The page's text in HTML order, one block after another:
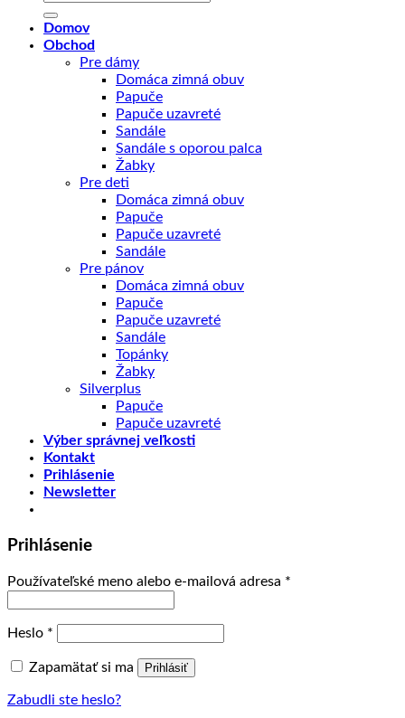
Domov
Obchod
Pre dámy
Domáca zimná obuv
Papuče
Papuče uzavreté
Sandále
Sandále s oporou palca
Žabky
Pre deti
Domáca zimná obuv
Papuče
Papuče uzavreté
Sandále
Pre pánov
Domáca zimná obuv
Papuče
Papuče uzavreté
Sandále
Topánky
Žabky
Silverplus
Papuče
Papuče uzavreté
Výber správnej veľkosti
Kontakt
Prihlásenie
Newsletter
Prihlásenie
Používateľské meno alebo e-mailová adresa *
Heslo *
Zapamätať si ma Prihlásiť
Zabudli ste heslo?